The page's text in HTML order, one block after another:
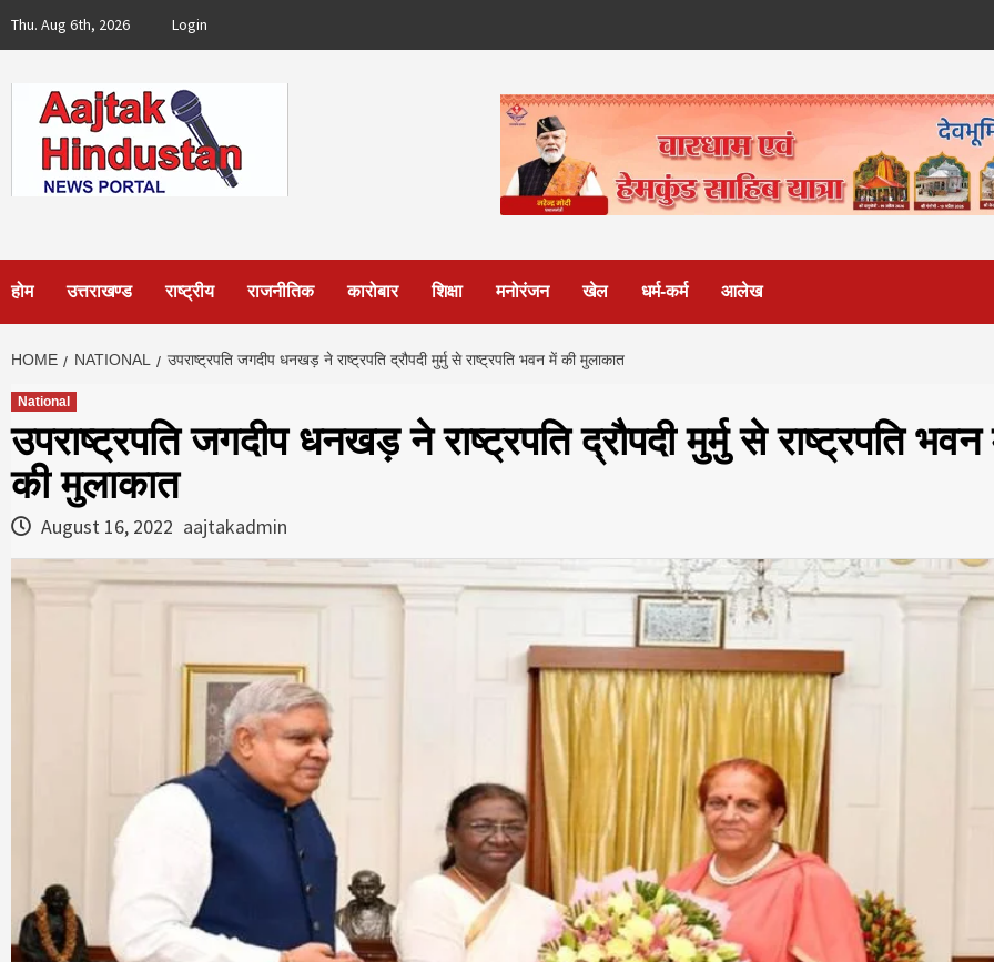
Thu. Aug 6th, 2026 Login
होम उत्तराखण्ड राष्ट्रीय राजनीतिक कारोबार शिक्षा मनोरंजन खेल धर्म-कर्म आलेख
HOME NATIONAL उपराष्ट्रपति जगदीप धनखड़ ने राष्ट्रपति द्रौपदी मुर्मु से राष्ट्रपति भवन में की मुलाकात
National
उपराष्ट्रपति जगदीप धनखड़ ने राष्ट्रपति द्रौपदी मुर्मु से राष्ट्रपति
की मुलाकात
August 16, 2022 aajtakadmin